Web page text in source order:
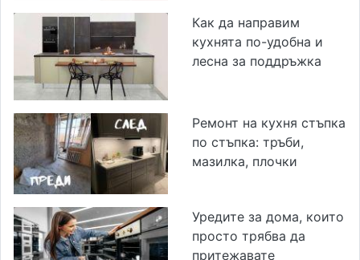
Как да направим
кухнята по-удобна и
лесна за поддръжка
Ремонт на кухня стъпка
по стъпка: тръби,
мазилка, плочки
Уредите за дома, които
просто трябва да
притежавате